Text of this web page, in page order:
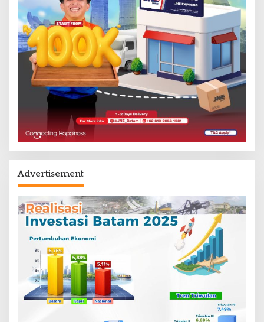
Advertisement